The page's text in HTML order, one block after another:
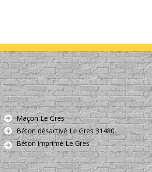
Maçon Le Gres
Béton désactivé Le Gres 31480
Béton imprimé Le Gres